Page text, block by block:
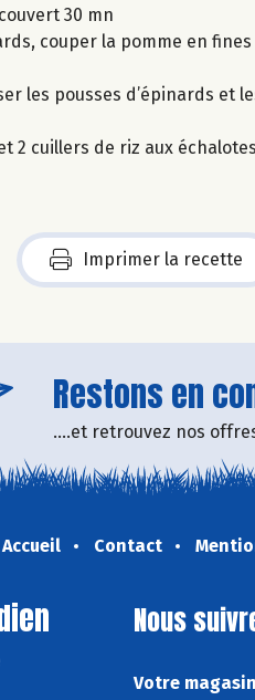
30 mn
couper la pomme en
les pousses d’épinards et
2 cuillers de riz aux échalotes
Imprimer la recette
Restons en
....et retrouvez nos
Accueil Contact
Nous
Votre